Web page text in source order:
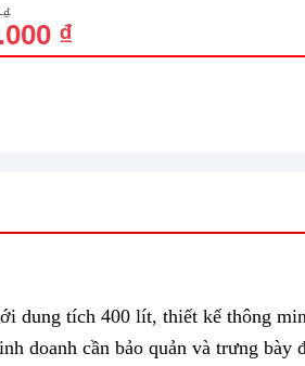
₫
₫.
₫
dung tích 400 lít, thiết kế thông
doanh cần bảo quản và trưng bày